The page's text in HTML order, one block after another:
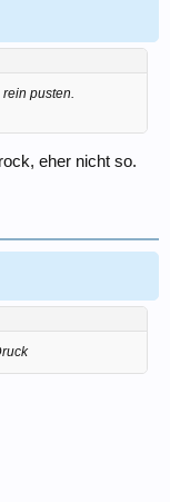
pusten.
eher nicht so.